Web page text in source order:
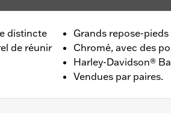
distincte
de réunir
Grands repose-pieds
Chromé, avec des
Harley-Davidson®
Vendues par paires.